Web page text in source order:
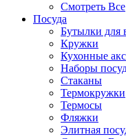
Смотреть Все
Посуда
Бутылки для
Кружки
Кухонные
Наборы
Стаканы
Термокружки
Термосы
Фляжки
Элитная